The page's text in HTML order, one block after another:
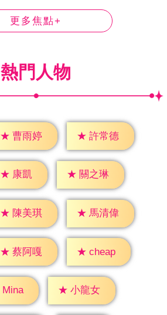
更多焦點+
熱門人物
★ 曹雨婷 ★ 許常德
★ 康凱 ★ 關之琳
★ 陳美琪 ★ 馬清偉
★ 蔡阿嘎 ★ cheap
Mina ★ 小龍女